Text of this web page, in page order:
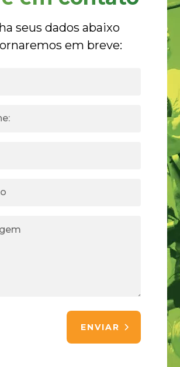
seus dados abaixo
em breve:
ENVIAR